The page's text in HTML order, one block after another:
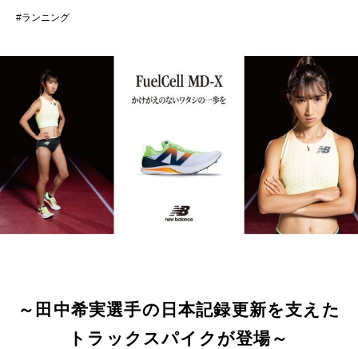
ランニング
～田中希実選手の日本記録更新を支えた
トラックスパイクが登場～